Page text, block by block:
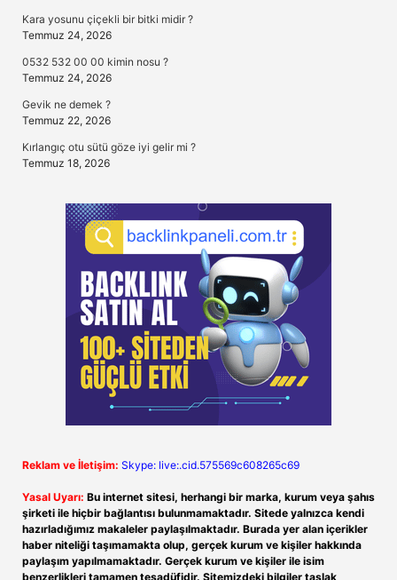
Kara yosunu çiçekli bir bitki midir ?
Temmuz 24, 2026
0532 532 00 00 kimin nosu ?
Temmuz 24, 2026
Gevik ne demek ?
Temmuz 22, 2026
Kırlangıç otu sütü göze iyi gelir mi ?
Temmuz 18, 2026
Reklam ve İletişim: Skype: live:.cid.575569c608265c69
Yasal Uyarı: Bu internet sitesi, herhangi bir marka, kurum veya şahıs
şirketi ile hiçbir bağlantısı bulunmamaktadır. Sitede yalnızca kendi
hazırladığımız makaleler paylaşılmaktadır. Burada yer alan içerikler
haber niteliği taşımamakta olup, gerçek kurum ve kişiler hakkında
paylaşım yapılmamaktadır. Gerçek kurum ve kişiler ile isim
benzerlikleri tamamen tesadüfidir. Sitemizdeki bilgiler taslak